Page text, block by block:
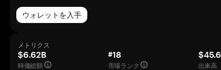
ウォレットを入手
メトリクス
$6.62B
時価総額
#18
市場ランク
出来高